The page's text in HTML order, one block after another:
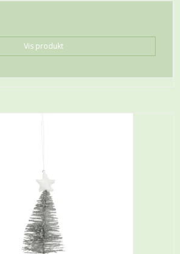
Vis produkt